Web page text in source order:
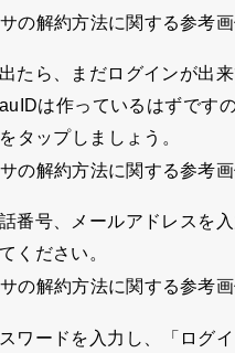
たら、まだログインが出
は作っているはずですの
をタップしましょう。
番号、メールアドレスを
ください。
ワードを入力し、 「ログイ